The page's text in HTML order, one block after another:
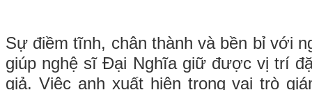
Sự điềm tĩnh, chân thành và bền bỉ với
giúp nghệ sĩ Đại Nghĩa giữ được vị trí
giả. Việc anh xuất hiện trong vai trò